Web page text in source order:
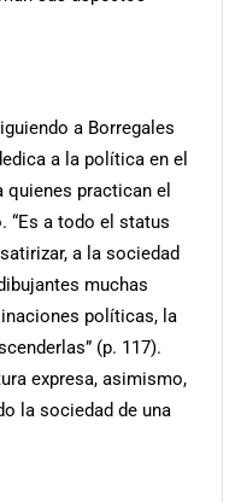
a Borregales
a la política en el
practican el
“Es a todo el status
a la sociedad
muchas
políticas, la
(p. 117).
expresa, asimismo,
la sociedad de una